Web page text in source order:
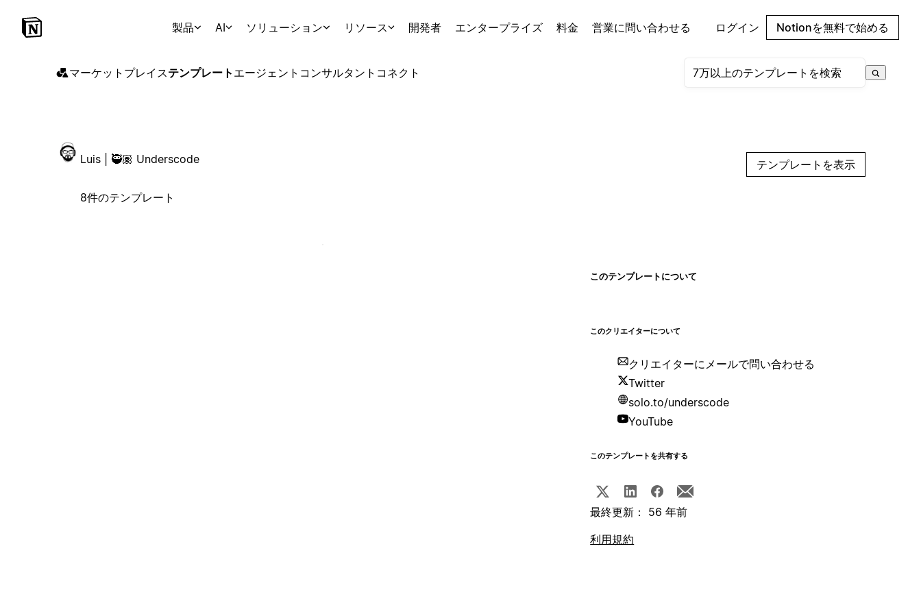
製品 AI ソリューション リソース 開発者 エンタープライズ 料金 営業に問い合わせる ログイン Notionを無料で始める
マーケットプレイステンプレート エージェント コンサルタント コネクト
Luis | 🥷🏽 Underscode
8件のテンプレート
テンプレートを表示
このテンプレートについて
このクリエイターについて
クリエイターにメールで問い合わせる
Twitter
solo.to/underscode
YouTube
このテンプレートを共有する
最終更新： 56 年前
利用規約